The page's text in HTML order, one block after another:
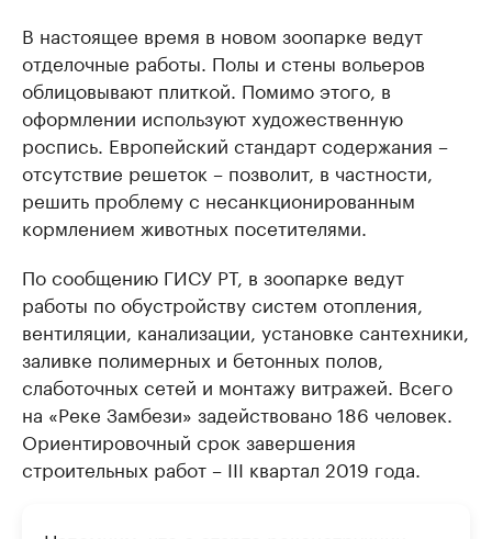
В настоящее время в новом зоопарке ведут
отделочные работы. Полы и стены вольеров
облицовывают плиткой. Помимо этого, в
оформлении используют художественную
роспись. Европейский стандарт содержания –
отсутствие решеток – позволит, в частности,
решить проблему с несанкционированным
кормлением животных посетителями.
По сообщению ГИСУ РТ, в зоопарке ведут
работы по обустройству систем отопления,
вентиляции, канализации, установке сантехники,
заливке полимерных и бетонных полов,
слаботочных сетей и монтажу витражей. Всего
на «Реке Замбези» задействовано 186 человек.
Ориентировочный срок завершения
строительных работ – III квартал 2019 года.